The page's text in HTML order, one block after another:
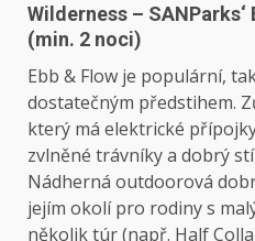
Wilderness – SANParks‘
(min. 2 noci)
Ebb & Flow je populární,
dostatečným předstihem.
který má elektrické
zvlněné trávníky a dobrý
Nádherná outdoorová
jejím okolí pro rodiny s
několik túr (např. Half